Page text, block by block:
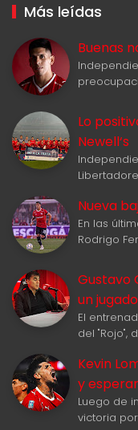
Más leídas
Buenas
Lo
Newell‘s
Nueva
En las
Rodrigo
Gustavo
un
El
del "Rojo",
Kevin
y
Luego de
victoria